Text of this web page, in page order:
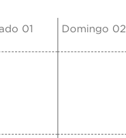
01 Domingo 02